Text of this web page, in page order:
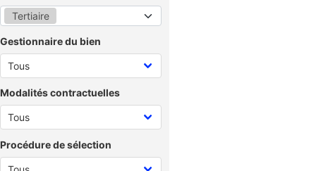
Tertiaire
Gestionnaire du bien
Modalités contractuelles
Procédure de sélection